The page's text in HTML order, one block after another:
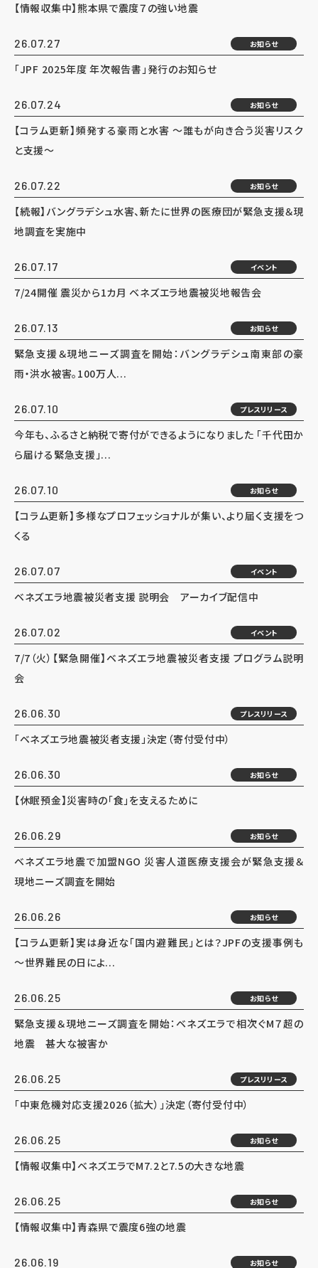
【情報収集中】熊本県で震度７の強い地震
26.07.27 お知らせ
「JPF 2025年度 年次報告書」発行のお知らせ
26.07.24 お知らせ
【コラム更新】頻発する豪雨と水害 ～誰もが向き合う災害リスク
と支援～
26.07.22 お知らせ
【続報】バングラデシュ水害、新たに世界の医療団が緊急支援＆現
地調査を実施中
26.07.17 イベント
7/24開催 震災から1カ月 ベネズエラ地震被災地報告会
26.07.13 お知らせ
緊急支援＆現地ニーズ調査を開始：バングラデシュ南東部の豪
雨・洪水被害。100万人...
26.07.10 プレスリリース
今年も、ふるさと納税で寄付ができるようになりました 「千代田か
ら届ける緊急支援」...
26.07.10 お知らせ
【コラム更新】多様なプロフェッショナルが集い、より届く支援をつ
くる
26.07.07 イベント
ベネズエラ地震被災者支援 説明会 アーカイブ配信中
26.07.02 イベント
7/7（火）【緊急開催】ベネズエラ地震被災者支援 プログラム説明
会
26.06.30 プレスリリース
「ベネズエラ地震被災者支援」決定（寄付受付中）
26.06.30 お知らせ
【休眠預金】災害時の「食」を支えるために
26.06.29 お知らせ
ベネズエラ地震で加盟NGO 災害人道医療支援会が緊急支援＆
現地ニーズ調査を開始
26.06.26 お知らせ
【コラム更新】実は身近な「国内避難民」とは？JPFの支援事例も
～世界難民の日によ...
26.06.25 お知らせ
緊急支援＆現地ニーズ調査を開始：ベネズエラで相次ぐM７超の
地震 甚大な被害か
26.06.25 プレスリリース
「中東危機対応支援2026（拡大）」決定（寄付受付中）
26.06.25 お知らせ
【情報収集中】ベネズエラでM7.2と7.5の大きな地震
26.06.25 お知らせ
【情報収集中】青森県で震度6強の地震
26.06.19 お知らせ